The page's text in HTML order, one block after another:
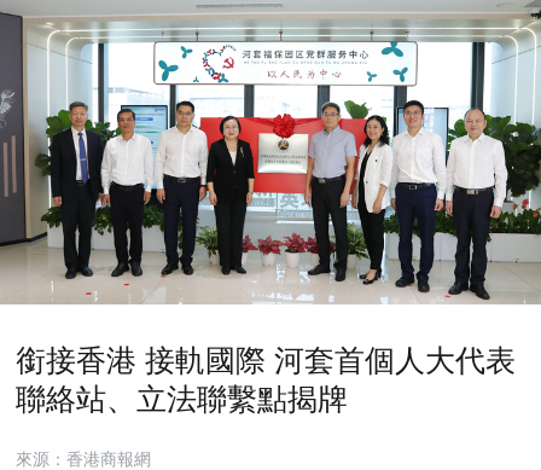
銜接香港 接軌國際 河套首個人大代表
聯絡站、立法聯繫點揭牌
來源：香港商報網